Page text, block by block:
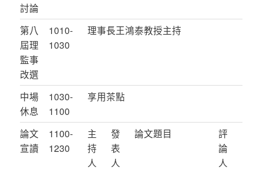
討論
第八
屆理
監事
改選
1010-
1030
理事長王鴻泰教授主持
中場
休息
1030-
1100
享用茶點
論文
宣讀
1100-
1230
主
持
人
發
表
人
論文題目
評
論
人